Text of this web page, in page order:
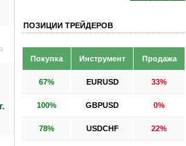
ПОЗИЦИИ ТРЕЙДЕРОВ
Покупка Инструмент Продажа
67% EURUSD 33%
100% GBPUSD 0%
78% USDCHF 22%